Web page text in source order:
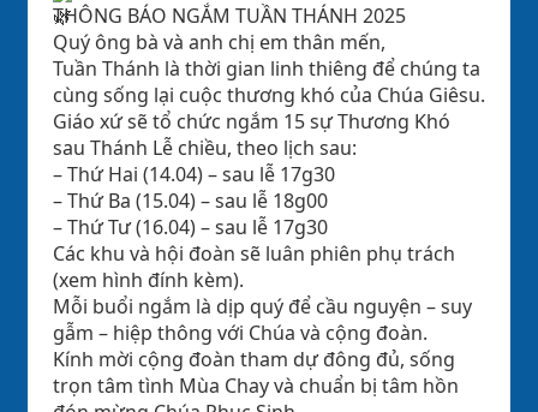
THÔNG BÁO NGẮM TUẦN THÁNH 2025
Quý ông bà và anh chị em thân mến,
Tuần Thánh là thời gian linh thiêng để chúng ta
cùng sống lại cuộc thương khó của Chúa Giêsu.
Giáo xứ sẽ tổ chức ngắm 15 sự Thương Khó
sau Thánh Lễ chiều, theo lịch sau:
– Thứ Hai (14.04) – sau lễ 17g30
– Thứ Ba (15.04) – sau lễ 18g00
– Thứ Tư (16.04) – sau lễ 17g30
Các khu và hội đoàn sẽ luân phiên phụ trách
(xem hình đính kèm).
Mỗi buổi ngắm là dịp quý để cầu nguyện – suy
gẫm – hiệp thông với Chúa và cộng đoàn.
Kính mời cộng đoàn tham dự đông đủ, sống
trọn tâm tình Mùa Chay và chuẩn bị tâm hồn